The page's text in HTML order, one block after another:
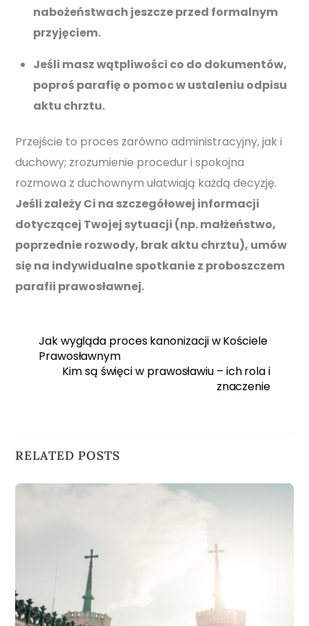
nabożeństwach jeszcze przed formalnym
przyjęciem.
Jeśli masz wątpliwości co do dokumentów,
poproś parafię o pomoc w ustaleniu odpisu
aktu chrztu.
Przejście to proces zarówno administracyjny, jak i
duchowy; zrozumienie procedur i spokojna
rozmowa z duchownym ułatwiają każdą decyzję.
Jeśli zależy Ci na szczegółowej informacji
dotyczącej Twojej sytuacji (np. małżeństwo,
poprzednie rozwody, brak aktu chrztu), umów
się na indywidualne spotkanie z proboszczem
parafii prawosławnej.
Jak wygląda proces kanonizacji w Kościele
Prawosławnym
Kim są święci w prawosławiu – ich rola i
znaczenie
RELATED POSTS